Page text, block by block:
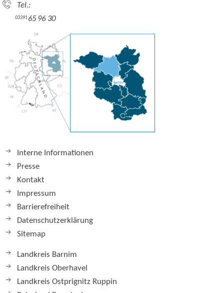
Tel.:
0339165 96 30
Interne Informationen
Presse
Kontakt
Impressum
Barrierefreiheit
Datenschutzerklärung
Sitemap
Landkreis Barnim
Landkreis Oberhavel
Landkreis Ostprignitz Ruppin